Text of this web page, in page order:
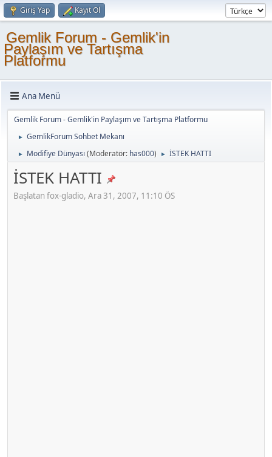
Giriş Yap Kayıt Ol
Gemlik Forum - Gemlik'in
Paylaşım ve Tartışma
Platformu
Ana Menü
Gemlik Forum - Gemlik'in Paylaşım ve Tartışma Platformu
► GemlikForum Sohbet Mekanı
► Modifiye Dünyası (Moderatör: has000) ► İSTEK HATTI
İSTEK HATTI
Başlatan fox-gladio, Ara 31, 2007, 11:10 ÖS